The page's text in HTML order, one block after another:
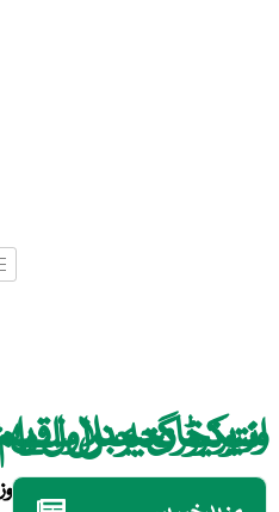
وزیر خارجہ بلاول بھٹو زرداری نے سیکرٹری جنرل اقوام متحدہ